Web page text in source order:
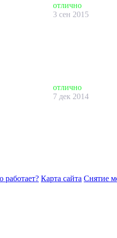
отлично
3 сен 2015
отлично
7 дек 2014
работает? Карта сайта Снятие